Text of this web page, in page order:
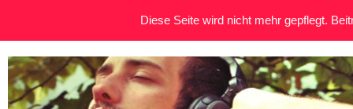
Diese Seite wird nicht mehr gepflegt.